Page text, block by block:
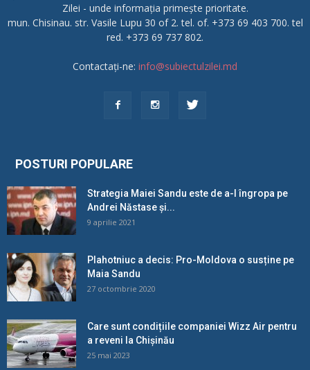
Zilei - unde informația primește prioritate.
mun. Chisinau. str. Vasile Lupu 30 of 2. tel. of. +373 69 403 700. tel
red. +373 69 737 802.
Contactați-ne: info@subiectulzilei.md
POSTURI POPULARE
Strategia Maiei Sandu este de a-l îngropa pe
Andrei Năstase și...
9 aprilie 2021
Plahotniuc a decis: Pro-Moldova o susține pe
Maia Sandu
27 octombrie 2020
Care sunt condițiile companiei Wizz Air pentru
a reveni la Chișinău
25 mai 2023